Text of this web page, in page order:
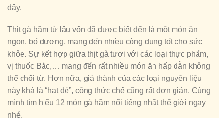
đây.
Thịt gà hầm từ lâu vốn đã được biết đến là một món ăn
ngon, bổ dưỡng, mang đến nhiều công dụng tốt cho sức
khỏe. Sự kết hợp giữa thịt gà tươi với các loại thực phẩm,
vị thuốc Bắc,… mang đến rất nhiều món ăn hấp dẫn không
thể chối từ. Hơn nữa, giá thành của các loại nguyên liệu
này khá là “hạt dẻ”, công thức chế cũng rất đơn giản. Cùng
mình tìm hiểu 12 món gà hầm nổi tiếng nhất thế giới ngay
nhé.